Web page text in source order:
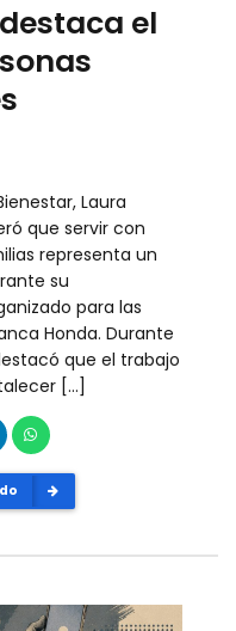
el
Laura
que servir con
representa un
su
para las
Honda. Durante
que el trabajo
[…]